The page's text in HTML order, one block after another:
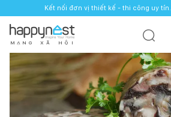
Kết nối đơn vị thiết kế - thi công uy tín.
M Ạ N G X Ã H Ộ I